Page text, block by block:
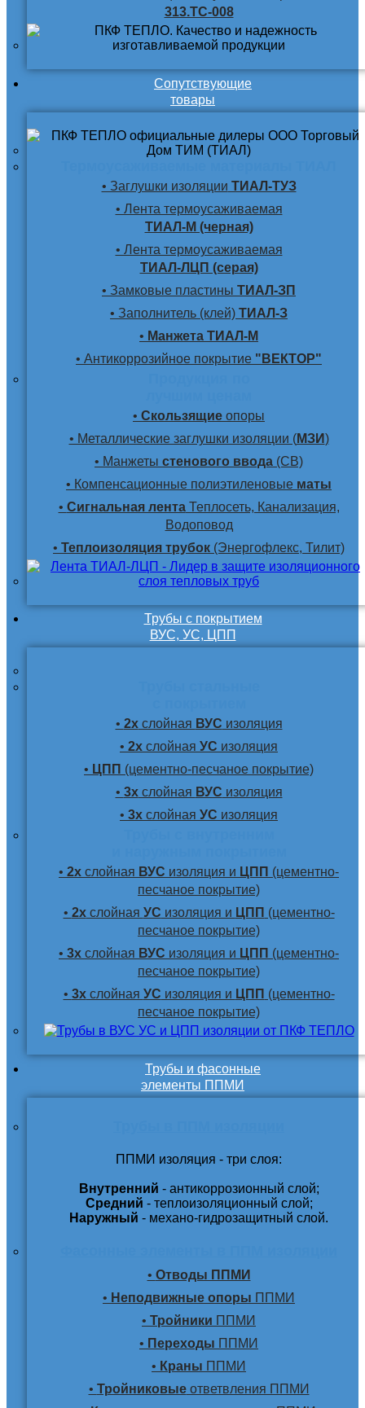
313.ТС-008
Сопутствующие
товары
• Заглушки изоляции ТИАЛ-ТУЗ
• Лента термоусаживаемая
ТИАЛ-М (черная)
• Лента термоусаживаемая
ТИАЛ-ЛЦП (серая)
• Замковые пластины ТИАЛ-ЗП
• Заполнитель (клей) ТИАЛ-З
• Манжета ТИАЛ-М
• Антикоррозийное покрытие "ВЕКТОР"
• Скользящие опоры
• Металлические заглушки изоляции (МЗИ)
• Манжеты стенового ввода (СВ)
• Компенсационные полиэтиленовые маты
• Сигнальная лентаТеплосеть, Канализация,
Водоповод
• Теплоизоляция трубок (Энергофлекс, Тилит)
Трубы с покрытием
ВУС, УС, ЦПП
• 2хслойная ВУС изоляция
• 2х слойная УС изоляция
• ЦПП (цементно-песчаное покрытие)
• 3хслойная ВУС изоляция
• 3х слойная УС изоляция
• 2х слойная ВУС изоляция и ЦПП (цементно-
песчаное покрытие)
• 2хслойная УС изоляция и ЦПП (цементно-
песчаное покрытие)
• 3х слойная ВУС изоляция и ЦПП (цементно-
песчаное покрытие)
• 3хслойная УС изоляция и ЦПП (цементно-
песчаное покрытие)
Трубы и фасонные
элементы ППМИ
ППМИ изоляция - три слоя:
Внутренний - антикоррозионный слой;
Средний - теплоизоляционный слой;
Наружный - механо-гидрозащитный слой.
• Отводы ППМИ
• Неподвижные опоры ППМИ
• Тройники ППМИ
• Переходы ППМИ
• Краны ППМИ
• Тройниковыеответвления ППМИ